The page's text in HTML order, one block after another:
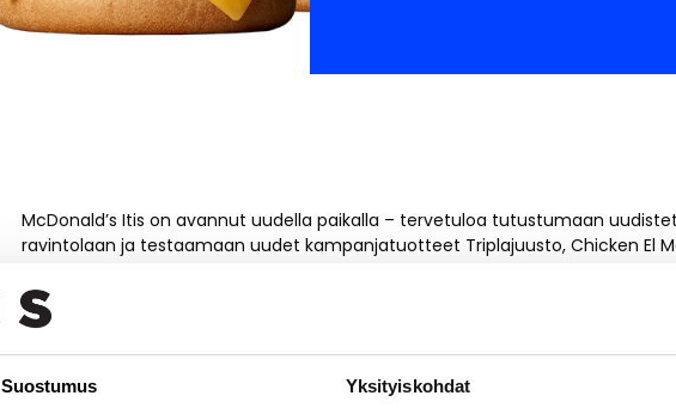
Suostumus Yksityiskohdat
McDonald’s Itis on avannut uudella paikalla – tervetuloa tutustumaan
ravintolaan ja testaamaan uudet kampanjatuotteet Triplajuusto, Chicken El
McDonald’s Itis
testaamaan uudet kampanjatuotteet Triplajuusto, Chicken El Maco ja Veggie
hampurilaiset 3,00 € ja ateriat vain 6,15 €!*